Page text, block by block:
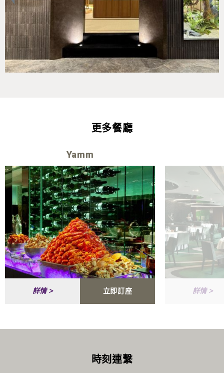
更多餐廳
Yamm
詳情 > 立即訂座 詳情 >
時刻連繫